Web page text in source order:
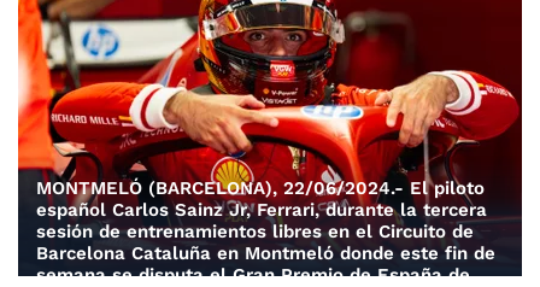
MONTMELÓ (BARCELONA), 22/06/2024.- El piloto
español Carlos Sainz Jr, Ferrari, durante la tercera
sesión de entrenamientos libres en el Circuito de
Barcelona Cataluña en Montmeló donde este fin de
semana se disputa el Gran Premio de España de